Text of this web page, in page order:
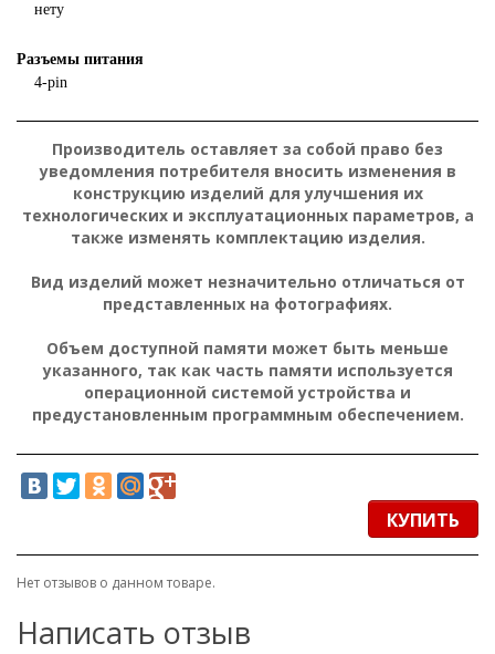
нету
Разъемы питания
4-pin
Производитель оставляет за собой право без
уведомления потребителя вносить изменения в
конструкцию изделий для улучшения их
технологических и эксплуатационных параметров, а
также изменять комплектацию изделия.
Вид изделий может незначительно отличаться от
представленных на фотографиях.
Объем доступной памяти может быть меньше
указанного, так как часть памяти используется
операционной системой устройства и
предустановленным программным обеспечением.
КУПИТЬ
Нет отзывов о данном товаре.
Написать отзыв